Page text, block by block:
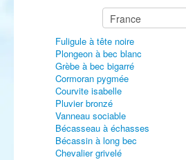
Fuligule à tête noire
Plongeon à bec blanc
Grèbe à bec bigarré
Cormoran pygmée
Courvite isabelle
Pluvier bronzé
Vanneau sociable
Bécasseau à échasses
Bécassin à long bec
Chevalier grivelé